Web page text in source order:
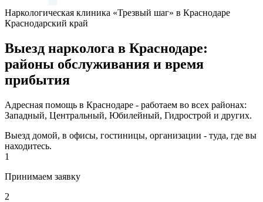
Наркологическая клиника «Трезвый шаг» в Краснодаре
Краснодарский край
Выезд нарколога в Краснодаре:
районы обслуживания и время
прибытия
Адресная помощь в Краснодаре - работаем во всех районах:
Западный, Центральный, Юбилейный, Гидрострой и других.
Выезд домой, в офисы, гостиницы, организации - туда, где вы
находитесь.
1
Принимаем заявку
2